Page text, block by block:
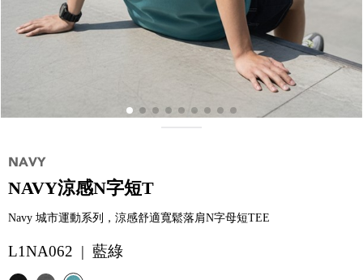
NAVY涼感N字短T
Navy 城市運動系列，涼感舒適寬鬆落肩N字母短TEE
L1NA062 | 藍綠